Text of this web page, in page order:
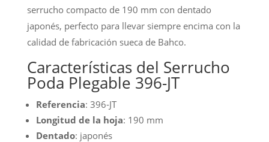
serrucho compacto de 190 mm con dentado
japonés, perfecto para llevar siempre encima con la
calidad de fabricación sueca de Bahco.
Características del Serrucho
Poda Plegable 396-JT
Referencia: 396-JT
Longitud de la hoja: 190 mm
Dentado: japonés